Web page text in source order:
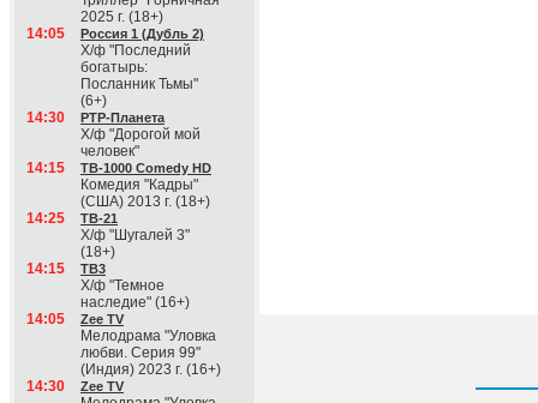
2025 г. (18+)
14:05
Россия 1 (Дубль 2)
Х/ф "Последний
богатырь:
Посланник Тьмы"
(6+)
14:30
РТР-Планета
Х/ф "Дорогой мой
человек"
14:15
ТВ-1000 Comedy HD
Комедия "Кадры"
(США) 2013 г. (18+)
14:25
ТВ-21
Х/ф "Шугалей 3"
(18+)
14:15
ТВ3
Х/ф "Темное
наследие" (16+)
14:05
Zee TV
Мелодрама "Уловка
любви. Серия 99"
(Индия) 2023 г. (16+)
14:30
Zee TV